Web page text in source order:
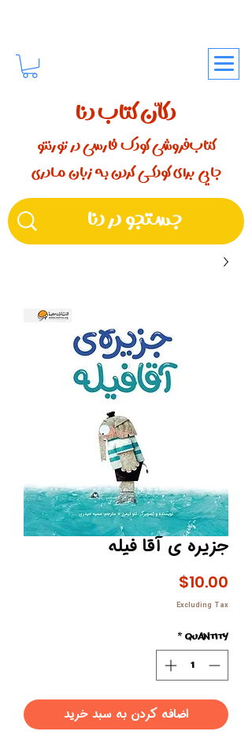
دکّان کتاب دنا
کتاب‌فروشی کودک فارسی در تورنتو
جایی برای کودکـــی کردن بـه زبان مـادری
جزیره ی آقا فیله
$10.00
Excluding Tax
Quantity
*
اضافه کردن به سبد خرید